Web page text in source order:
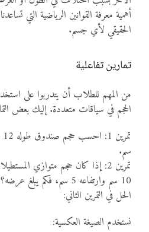
أهمية معرفة القوانين الرياضية التي
الحقيقي لأي جسم.
تمارين تفاعلية
من المهم للطلاب أن يتدربوا على
الحجم في سياقات متعددة. إليك بعض
سم.
10 سم وارتفاعه 5 سم، فكم يبلغ عرضه؟
الحل في التمرين الثاني:
نستخدم الصيغة العكسية: